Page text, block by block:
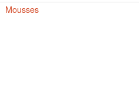
Mousses